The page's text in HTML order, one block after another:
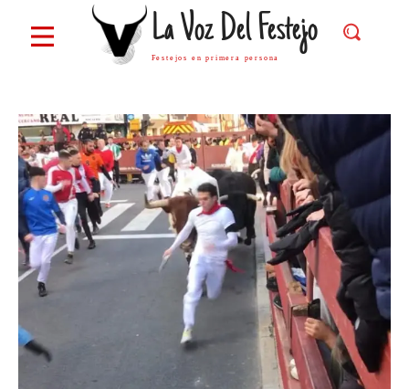
La Voz Del Festejo
Festejos en primera persona